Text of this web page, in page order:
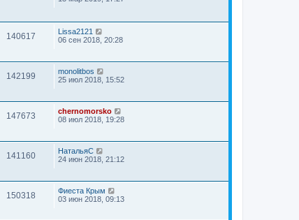
140617
Lissa2121
06 сен 2018, 20:28
142199
monolitbos
25 июл 2018, 15:52
147673
chernomorsko
08 июл 2018, 19:28
141160
НатальяС
24 июн 2018, 21:12
150318
Фиеста Крым
03 июн 2018, 09:13